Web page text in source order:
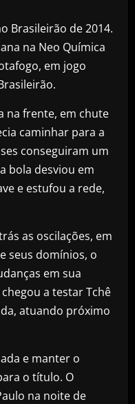
Brasileirão de 2014.
na Neo Química
em jogo
na frente, em chute
caminhar para a
conseguiram um
bola desviou em
e estufou a rede,
as oscilações, em
seus domínios, o
em sua
a testar Tchê
atuando próximo
e manter o
o título. O
na noite de